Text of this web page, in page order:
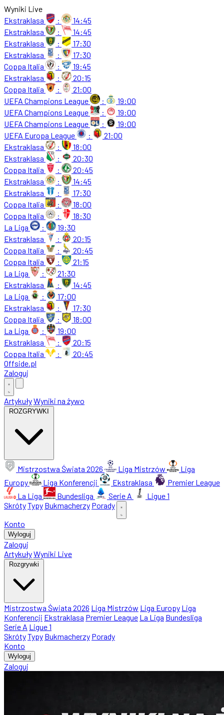
Wyniki Live
Ekstraklasa
:
14:45
Ekstraklasa
:
14:45
Ekstraklasa
:
17:30
Ekstraklasa
:
17:30
Coppa Italia
:
19:45
Ekstraklasa
:
20:15
Coppa Italia
:
21:00
UEFA Champions League
:
19:00
UEFA Champions League
:
19:00
UEFA Champions League
:
19:00
UEFA Europa League
:
21:00
Ekstraklasa
:
18:00
Ekstraklasa
:
20:30
Coppa Italia
:
20:45
Ekstraklasa
:
14:45
Ekstraklasa
:
17:30
Coppa Italia
:
18:00
Coppa Italia
:
18:30
La Liga
:
19:30
Ekstraklasa
:
20:15
Coppa Italia
:
20:45
Coppa Italia
:
21:15
La Liga
:
21:30
Ekstraklasa
:
14:45
La Liga
:
17:00
Ekstraklasa
:
17:30
Coppa Italia
:
18:00
La Liga
:
19:00
Ekstraklasa
:
20:15
Coppa Italia
:
20:45
Offside.pl
Zaloguj
ArtykułyWyniki na żywo
ROZGRYWKI
Mistrzostwa Świata 2026 Liga Mistrzów
Liga
Europy
Liga Konferencji Ekstraklasa
Premier League
La Liga
Bundesliga Serie A
Ligue 1
SkrótyTypy Bukmacherzy Porady
Konto
Wyloguj
Zaloguj
ArtykułyWyniki Live
Rozgrywki
Mistrzostwa Świata 2026 Liga Mistrzów Liga Europy Liga
Konferencji Ekstraklasa Premier League La Liga Bundesliga
Serie A Ligue 1
SkrótyTypy Bukmacherzy Porady
Konto
Wyloguj
Zaloguj